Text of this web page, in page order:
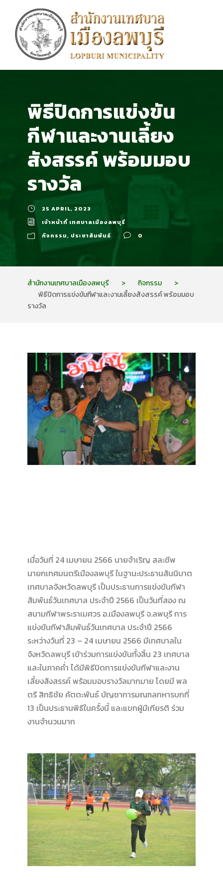
พิธีปิดการแข่งขัน
กีฬาและงานเลี้ยง
สังสรรค์ พร้อมมอบ
รางวัล
25 APRIL, 2023
เจ้าหน้าที่ เทศบาลเมืองลพบุรี
กิจกรรม, ประชาสัมพันธ์ 0
สำนักงานเทศบาลเมืองลพบุรี > กิจกรรม
>
พิธีปิดการแข่งขันกีฬาและงานเลี้ยงสังสรรค์ พร้อมมอบ
รางวัล
เมื่อวันที่ 24 เมษายน 2566 นายจำเริญ สละชีพ
นายกเทศมนตรีเมืองลพบุรี ในฐานะประธานสันนิบาต
เทศบาลจังหวัดลพบุรี เป็นประธานการแข่งขันกีฬา
สัมพันธ์วันเทศบาล ประจำปี 2566 เป็นวันที่สอง ณ
สนามกีฬาพระราเมศวร อ.เมืองลพบุรี จ.ลพบุรี การ
แข่งขันกีฬาสัมพันธ์วันเทศบาล ประจำปี 2566
ระหว่างวันที่ 23 – 24 เมษายน 2566 มีเทศบาลใน
จังหวัดลพบุรี เข้าร่วมการแข่งขันทั้งสิ้น 23 เทศบาล
และในภาคค่ำ ได้มีพิธีปิดการแข่งขันกีฬาและงาน
เลี้ยงสังสรรค์ พร้อมมอบรางวัลมากมาย โดยมี พล
ตรี สิทธิชัย คัตตะพันธ์ บัญชาการมณฑลทหารบกที่
13 เป็นประธานพิธีในครั้งนี้ และแขกผู้มีเกียรติ ร่วม
งานจำนวนมาก